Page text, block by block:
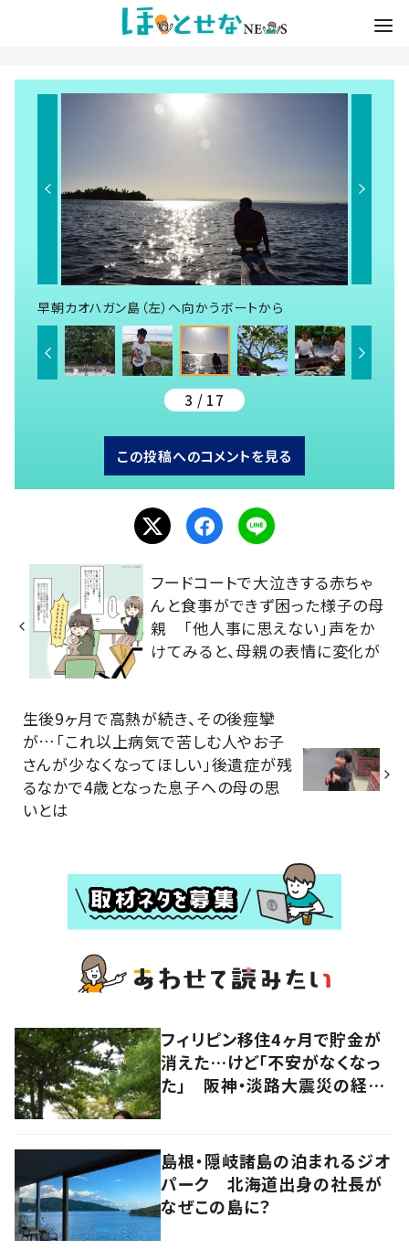
早朝カオハガン島（左）へ向かうボートから
3 / 17
この投稿へのコメントを見る
フードコートで大泣きする赤ちゃ
んと食事ができず困った様子の母
親 「他人事に思えない」声をか
けてみると、母親の表情に変化が
生後9ヶ月で高熱が続き、その後痙攣
が…「これ以上病気で苦しむ人やお子
さんが少なくなってほしい」後遺症が残
るなかで4歳となった息子への母の思
いとは
フィリピン移住4ヶ月で貯金が
消えた…けど「不安がなくなっ
た」 阪神・淡路大震災の経験
島根・隠岐諸島の泊まれるジオ
パーク 北海道出身の社長が
なぜこの島に？